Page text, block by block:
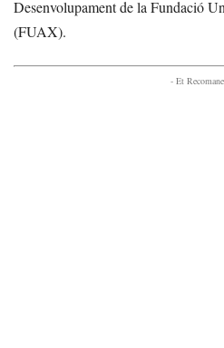
Desenvolupament de la Fundació
(FUAX).
- Et